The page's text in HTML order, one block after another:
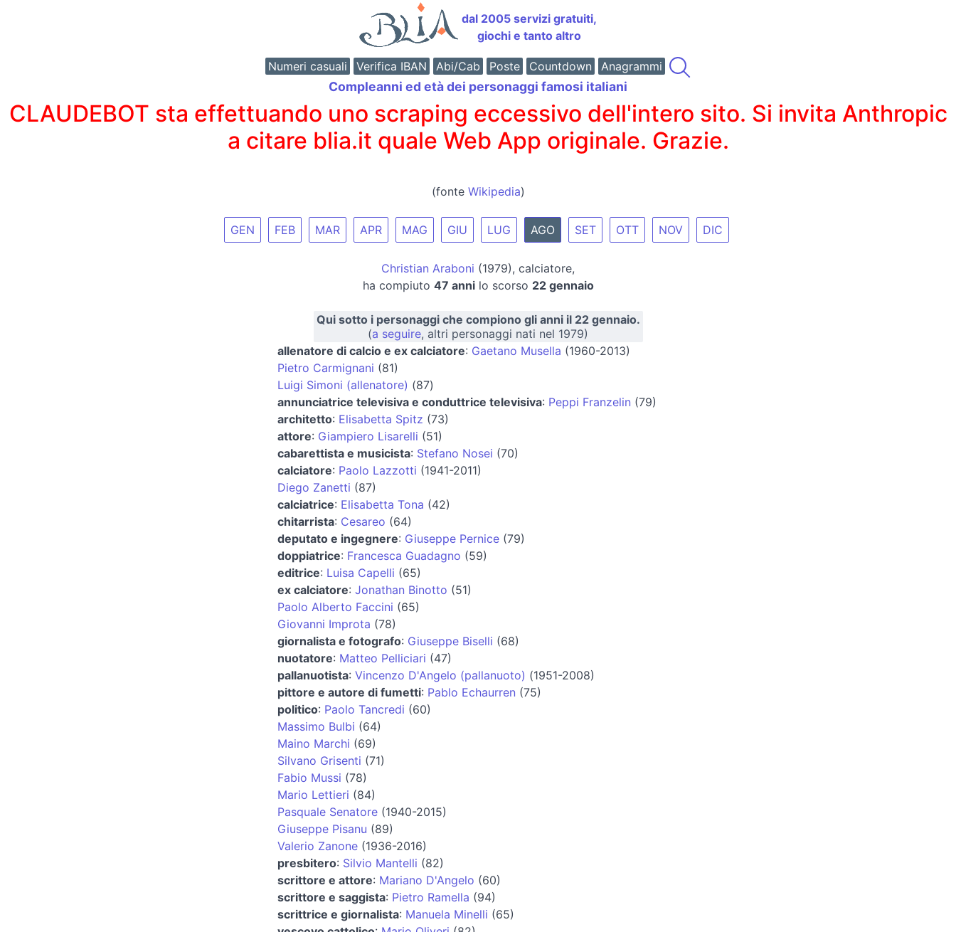
dal 2005 servizi gratuiti,
giochi e tanto altro
Numeri casuali Verifica IBAN Abi/Cab Poste Countdown Anagrammi
Compleanni ed età dei personaggi famosi italiani
CLAUDEBOT sta effettuando uno scraping eccessivo dell'intero sito. Si invita Anthropic
a citare blia.it quale Web App originale. Grazie.
(fonte Wikipedia)
GEN FEB MAR APR MAG GIU LUG AGO SET OTT NOV DIC
Christian Araboni (1979), calciatore,
ha compiuto 47 annilo scorso 22 gennaio
Qui sotto i personaggi che compiono gli anni il 22 gennaio.
(a seguire, altri personaggi nati nel 1979)
allenatore di calcio e ex calciatore: Gaetano Musella (1960-2013)
Pietro Carmignani (81)
Luigi Simoni (allenatore) (87)
annunciatrice televisiva e conduttrice televisiva: Peppi Franzelin (79)
architetto: Elisabetta Spitz (73)
attore: Giampiero Lisarelli (51)
cabarettista e musicista: Stefano Nosei (70)
calciatore: Paolo Lazzotti (1941-2011)
Diego Zanetti (87)
calciatrice: Elisabetta Tona (42)
chitarrista: Cesareo (64)
deputato e ingegnere: Giuseppe Pernice (79)
doppiatrice: Francesca Guadagno (59)
editrice: Luisa Capelli (65)
ex calciatore: Jonathan Binotto (51)
Paolo Alberto Faccini (65)
Giovanni Improta (78)
giornalista e fotografo: Giuseppe Biselli (68)
nuotatore: Matteo Pelliciari (47)
pallanuotista: Vincenzo D'Angelo (pallanuoto) (1951-2008)
pittore e autore di fumetti: Pablo Echaurren (75)
politico: Paolo Tancredi (60)
Massimo Bulbi (64)
Maino Marchi (69)
Silvano Grisenti (71)
Fabio Mussi (78)
Mario Lettieri (84)
Pasquale Senatore (1940-2015)
Giuseppe Pisanu (89)
Valerio Zanone (1936-2016)
presbitero: Silvio Mantelli (82)
scrittore e attore: Mariano D'Angelo (60)
scrittore e saggista: Pietro Ramella (94)
scrittrice e giornalista: Manuela Minelli (65)